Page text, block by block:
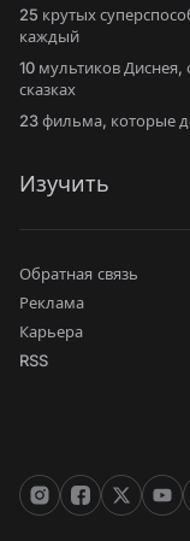
25 крутых
каждый
10 мультиков
сказках
23 фильма, которые
Изучить
Обратная связь
Реклама
Карьера
RSS